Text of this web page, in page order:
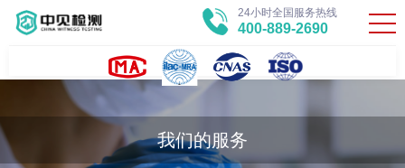
24小时全国服务热线
400-889-2690
我们的服务